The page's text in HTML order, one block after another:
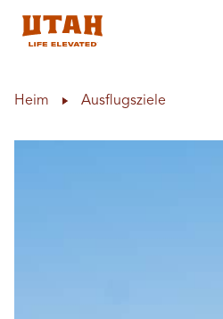
Heim Ausflugsziele